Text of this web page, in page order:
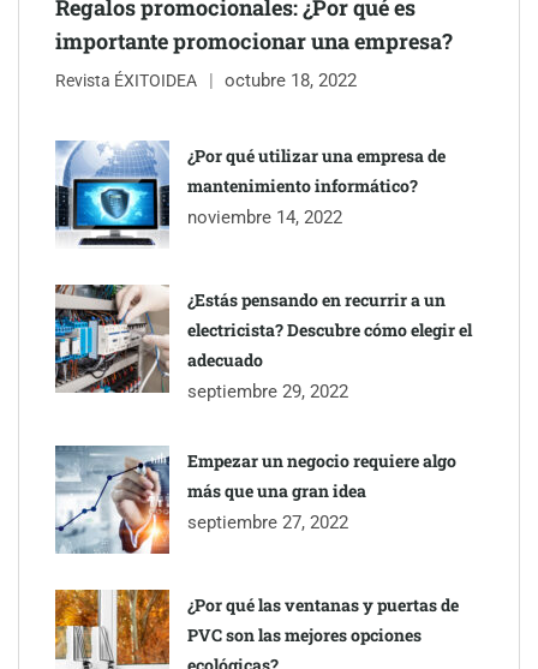
inmobiliarios: hasta 82% de ahorro por cobro
Gestoría Online reduce a unas horas el alta de autónomo
Regalos promocionales: ¿Por qué es
importante promocionar una empresa?
Revista ÉXITOIDEA octubre 18, 2022
¿Por qué utilizar una empresa de
mantenimiento informático?
noviembre 14, 2022
¿Estás pensando en recurrir a un
electricista? Descubre cómo elegir el
adecuado
septiembre 29, 2022
Empezar un negocio requiere algo
más que una gran idea
septiembre 27, 2022
¿Por qué las ventanas y puertas de
PVC son las mejores opciones
ecológicas?